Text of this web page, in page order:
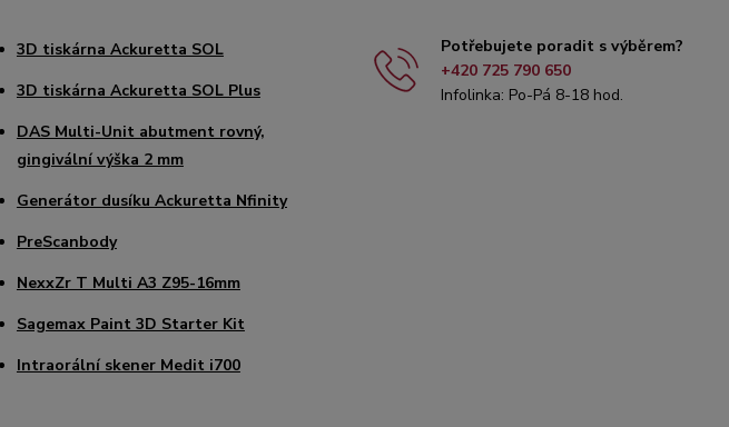
3D tiskárna Ackuretta SOL
3D tiskárna Ackuretta SOL Plus
DAS Multi-Unit abutment rovný,
gingivální výška 2 mm
Generátor dusíku Ackuretta Nfinity
PreScanbody
NexxZr T Multi A3 Z95-16mm
Sagemax Paint 3D Starter Kit
Intraorální skener Medit i700
Potřebujete poradit s výběrem?
+420 725 790 650
Infolinka: Po-Pá 8-18 hod.